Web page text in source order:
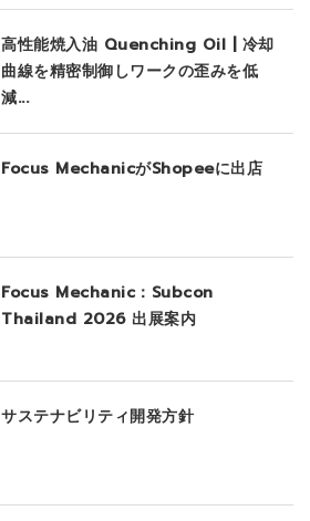
高性能焼入油 Quenching Oil | 冷却
曲線を精密制御しワークの歪みを低
減...
Focus MechanicがShopeeに出店
Focus Mechanic：Subcon
Thailand 2026 出展案内
サステナビリティ開発方針